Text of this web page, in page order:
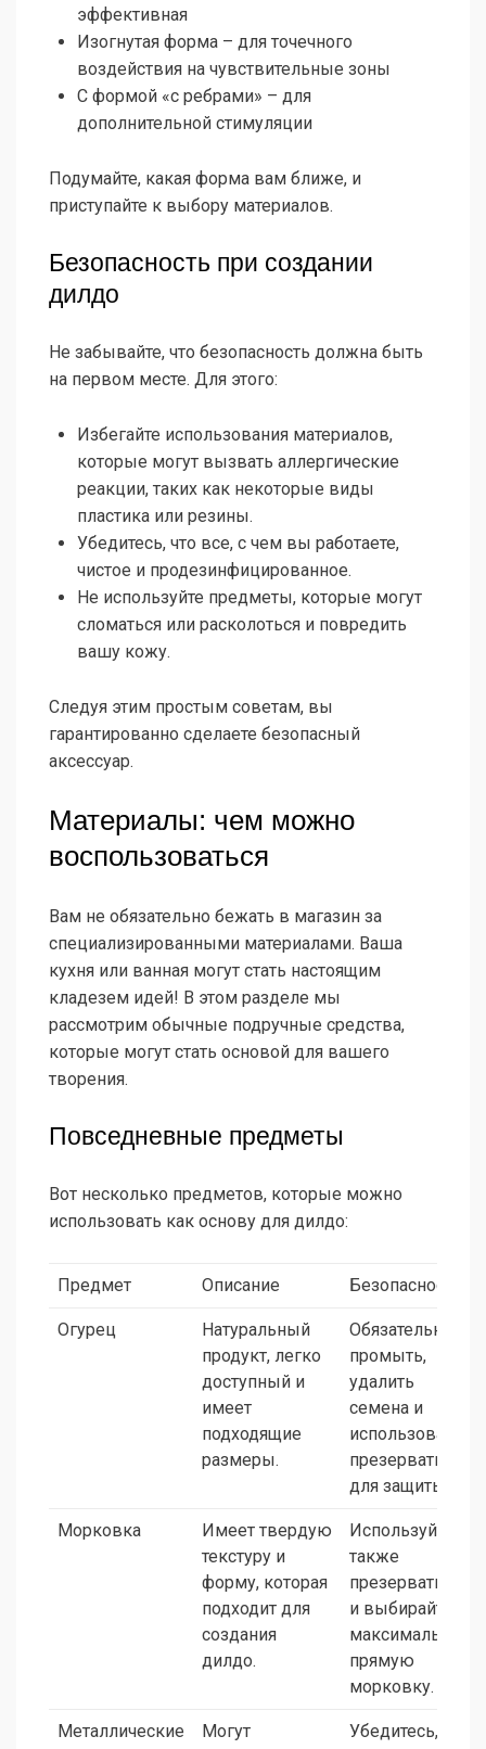
эффективная
Изогнутая форма – для точечного
воздействия на чувствительные зоны
С формой «с ребрами» – для
дополнительной стимуляции
Подумайте, какая форма вам ближе, и
приступайте к выбору материалов.
Безопасность при создании
дилдо
Не забывайте, что безопасность должна быть
на первом месте. Для этого:
Избегайте использования материалов,
которые могут вызвать аллергические
реакции, таких как некоторые виды
пластика или резины.
Убедитесь, что все, с чем вы работаете,
чистое и продезинфицированное.
Не используйте предметы, которые могут
сломаться или расколоться и повредить
вашу кожу.
Следуя этим простым советам, вы
гарантированно сделаете безопасный
аксессуар.
Материалы: чем можно
воспользоваться
Вам не обязательно бежать в магазин за
специализированными материалами. Ваша
кухня или ванная могут стать настоящим
кладезем идей! В этом разделе мы
рассмотрим обычные подручные средства,
которые могут стать основой для вашего
творения.
Повседневные предметы
Вот несколько предметов, которые можно
использовать как основу для дилдо:
Предмет Описание Безопасность
Огурец
Натуральный
продукт, легко
доступный и
имеет
подходящие
размеры.
Обязательно
промыть,
удалить
семена и
использовать
презерватив
для защиты.
Морковка
Имеет твердую
текстуру и
форму, которая
подходит для
создания
дилдо.
Используйте
также
презерватив
и выбирайте
максимально
прямую
морковку.
Металлические
Могут
Убедитесь,